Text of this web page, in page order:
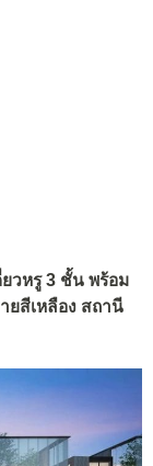
วหรู 3 ชั้น พร้อม
ยสีเหลือง สถานี